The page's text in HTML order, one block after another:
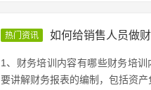
热门资讯 如何给销售人员做
1、财务培训内容有哪些财务培
要讲解财务报表的编制，包括资